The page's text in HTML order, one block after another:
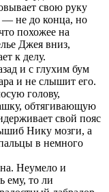
свою руку
не до конца, но
похожее на
Джея вниз,
к делу.
и с глухим бум
и не слышит его.
голову,
обтягивающую
свой пояс
Нику мозги, а
в немного
Неумело и
ему, то ли